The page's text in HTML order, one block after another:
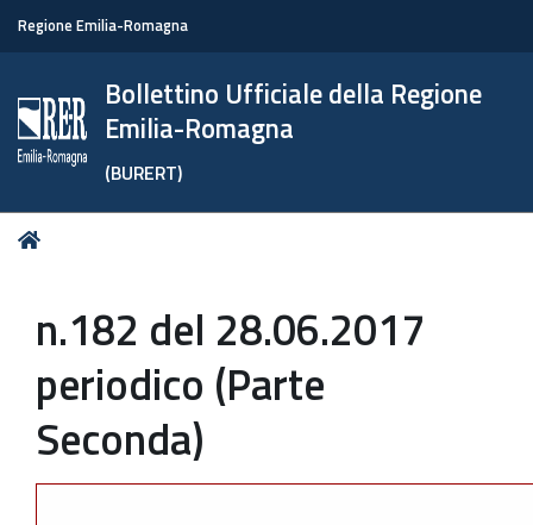
Regione Emilia-Romagna
Bollettino Ufficiale della Regione
Emilia-Romagna
(BURERT)
Tu
n.182 del 28.06.2017
periodico (Parte
Seconda)